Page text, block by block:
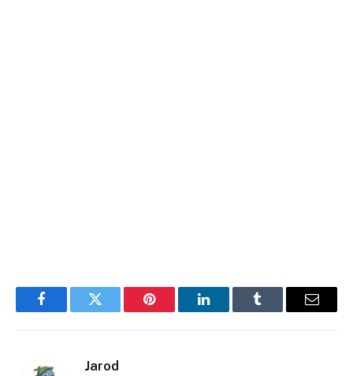
FacebookTwitter Pinterest LinkedInTumblr
E-
Jarod